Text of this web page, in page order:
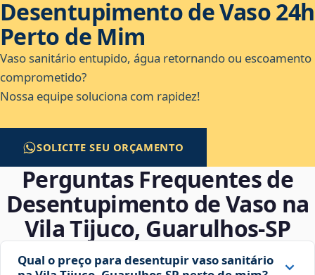
Desentupimento de Vaso 24h
Perto de Mim
Vaso sanitário entupido, água retornando ou escoamento
comprometido?
Nossa equipe soluciona com rapidez!
SOLICITE SEU ORÇAMENTO
Perguntas Frequentes de
Desentupimento de Vaso na
Vila Tijuco, Guarulhos‑SP
Qual o preço para desentupir vaso sanitário